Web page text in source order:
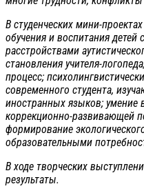
В студенческих мини-
обучения и воспитания детей
расстройствами
становления учителя-
процесс;
современного студента,
иностранных языков; умение
коррекционно-развивающей
формирование
образовательными
В ходе творческих
результаты.